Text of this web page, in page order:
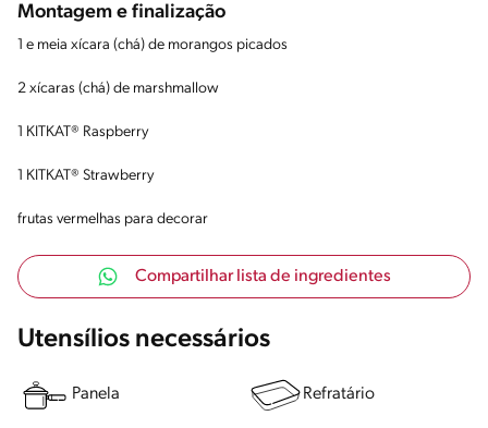
Montagem e finalização
1 e meia xícara (chá) de morangos picados
2 xícaras (chá) de marshmallow
1 KITKAT® Raspberry
1 KITKAT® Strawberry
frutas vermelhas para decorar
Compartilhar lista de ingredientes
Utensílios necessários
Panela Refratário